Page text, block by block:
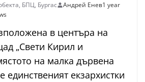
, БПЦ, Бургас Андрей Енев1 year
в центъра на
„Свети Кирил и
на малка дървена
единственият екзархистки